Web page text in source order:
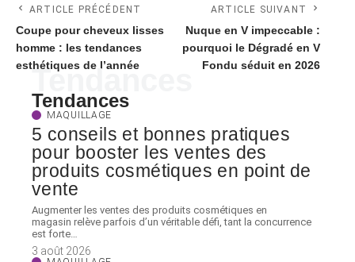
ARTICLE PRÉCÉDENT
Coupe pour cheveux lisses
homme : les tendances
esthétiques de l’année
ARTICLE SUIVANT
Nuque en V impeccable :
pourquoi le Dégradé en V
Fondu séduit en 2026
Tendances
Tendances
MAQUILLAGE
5 conseils et bonnes pratiques
pour booster les ventes des
produits cosmétiques en point de
vente
Augmenter les ventes des produits cosmétiques en
magasin relève parfois d’un véritable défi, tant la concurrence
est forte
3 août 2026